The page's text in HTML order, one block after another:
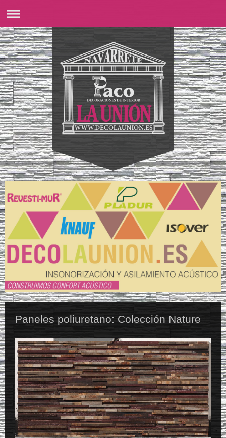
Paneles poliuretano: Colección Nature